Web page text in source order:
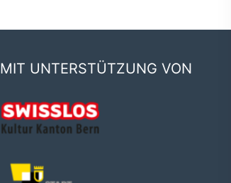
MIT UNTERSTÜTZUNG VON